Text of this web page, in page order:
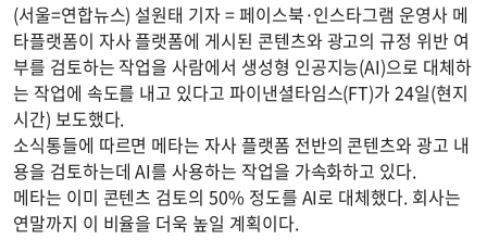
(서울=연합뉴스) 설원태 기자 = 페이스북·인스타그램 운영사 메
타플랫폼이 자사 플랫폼에 게시된 콘텐츠와 광고의 규정 위반 여
부를 검토하는 작업을 사람에서 생성형 인공지능(AI)으로 대체하
는 작업에 속도를 내고 있다고 파이낸셜타임스(FT)가 24일(현지
시간) 보도했다.
소식통들에 따르면 메타는 자사 플랫폼 전반의 콘텐츠와 광고 내
용을 검토하는데 AI를 사용하는 작업을 가속화하고 있다.
메타는 이미 콘텐츠 검토의 50% 정도를 AI로 대체했다. 회사는
연말까지 이 비율을 더욱 높일 계획이다.